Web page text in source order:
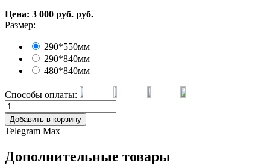
Цена: 3 000 руб. руб.
Размер:
290*550мм
290*840мм
480*840мм
Способы оплаты:
Добавить в корзину
Telegram Max
Дополнительные товары